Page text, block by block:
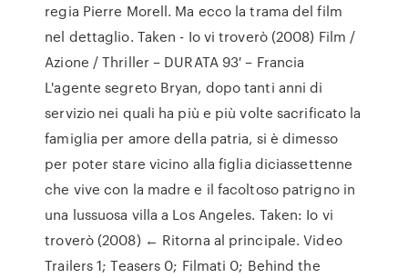
regia Pierre Morell. Ma ecco la trama del film
nel dettaglio. Taken - Io vi troverò (2008) Film /
Azione / Thriller – DURATA 93′ – Francia
L'agente segreto Bryan, dopo tanti anni di
servizio nei quali ha più e più volte sacrificato la
famiglia per amore della patria, si è dimesso
per poter stare vicino alla figlia diciassettenne
che vive con la madre e il facoltoso patrigno in
una lussuosa villa a Los Angeles. Taken: Io vi
troverò (2008) ← Ritorna al principale. Video
Trailers 1; Teasers 0; Filmati 0; Behind the